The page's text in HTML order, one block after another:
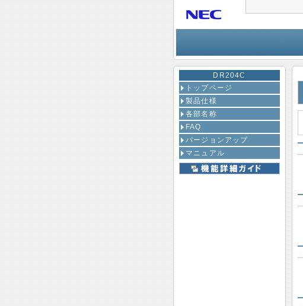
DR204C
トップページ
製品仕様
各部名称
FAQ
バージョンアップ
マニュアル